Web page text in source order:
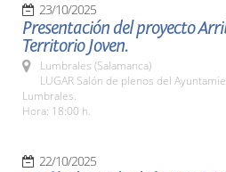
23/10/2025
Presentación del proyecto
Territorio Joven.
Lumbrales (Salamanca)
LUGAR Salón de plenos del
Lumbrales.
Hora: 18:00 h.
22/10/2025